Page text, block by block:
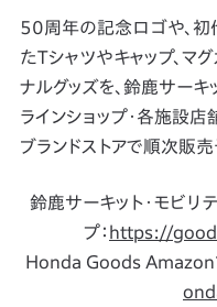
50周年の記念ロゴや、初
たTシャツやキャップ、マ
ナルグッズを、鈴鹿サーキ
ラインショップ・各施設
ブランドストアで順次販売
鈴鹿サーキット・モビリ
プ： https://
Honda Goods Amazonブ